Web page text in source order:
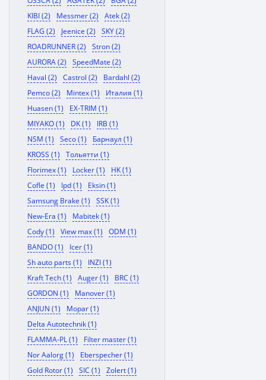
KIBI (2)
Messmer (2)
Atek (2)
FLAG (2)
Jeenice (2)
SKY (2)
ROADRUNNER (2)
Stron (2)
AURORA (2)
SpeedMate (2)
Haval (2)
Castrol (2)
Bardahl (2)
Pemco (2)
Mintex (1)
Италия (1)
Huasen (1)
EX-TRIM (1)
MIYAKO (1)
DK (1)
IRB (1)
NSM (1)
Seco (1)
Барнаул (1)
KROSS (1)
Тольятти (1)
Florimex (1)
Locker (1)
HK (1)
Cofle (1)
Ipd (1)
Eksin (1)
Samsung Brake (1)
SSK (1)
New-Era (1)
Mabitek (1)
Cody (1)
View max (1)
ODM (1)
BANDO (1)
Icer (1)
Sh auto parts (1)
INZI (1)
Kraft Tech (1)
Auger (1)
BRC (1)
GORDON (1)
Manover (1)
ANJUN (1)
Mopar (1)
Delta Autotechnik (1)
FLAMMA-PL (1)
Filter master (1)
Nor Aalorg (1)
Eberspecher (1)
Gold Rotor (1)
SIC (1)
Zolert (1)